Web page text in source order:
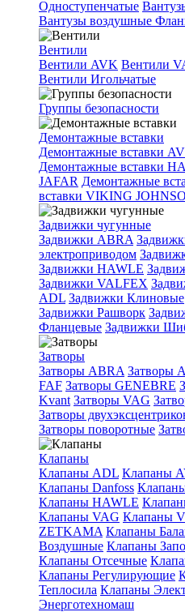
Одноступенчатые
Вантузы воздушные
Вентили
Вентили AVK Вентили
Вентили Игольчатые
Группы безопасности
Демонтажные вставки
Демонтажные вставки
Демонтажные вставки
JAFAR Демонтажные
вставки VIKING
Задвижки чугунные
Задвижки ABRA
электроприводом
Задвижки HAWLE
Задвижки VALFEX
ADL Задвижки Клиновые
Задвижки Рашворк
Фланцевые Задвижки
Затворы
Затворы ABRA Затворы
FAF Затворы GENEBRE
Kvant Затворы VAG
Затворы
Затворы поворотные
Клапаны
Клапаны ADL Клапаны
Клапаны Danfoss
Клапаны HAWLE
Клапаны VAG Клапаны
ZETKAMA Клапаны
Воздушные Клапаны
Клапаны Отсечные
Клапаны Регулирующие
Теплосила Клапаны
Энерготехномаш